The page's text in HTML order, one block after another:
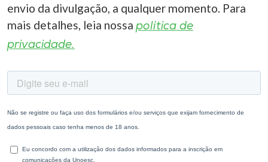
envio da divulgação, a qualquer momento. Para
mais detalhes, leia nossa política de
privacidade.